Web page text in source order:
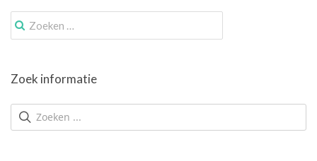
Zoek
Zoek informatie